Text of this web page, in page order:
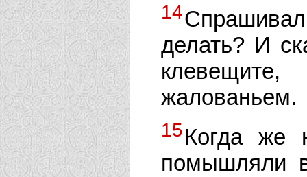
14
делать? И
жалованьем.
15Когда же
помышляли